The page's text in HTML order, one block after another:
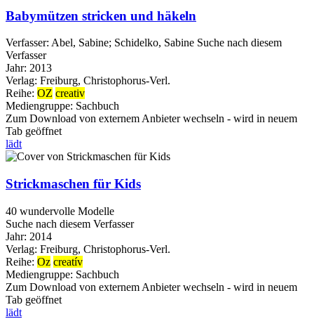
Babymützen stricken und häkeln
Verfasser: Abel, Sabine; Schidelko, Sabine Suche nach diesem
Verfasser
Jahr: 2013
Verlag: Freiburg, Christophorus-Verl.
Reihe: OZ creativ
Mediengruppe: Sachbuch
Zum Download von externem Anbieter wechseln - wird in neuem
Tab geöffnet
lädt
Strickmaschen für Kids
40 wundervolle Modelle
Suche nach diesem Verfasser
Jahr: 2014
Verlag: Freiburg, Christophorus-Verl.
Reihe: Oz creatív
Mediengruppe: Sachbuch
Zum Download von externem Anbieter wechseln - wird in neuem
Tab geöffnet
lädt